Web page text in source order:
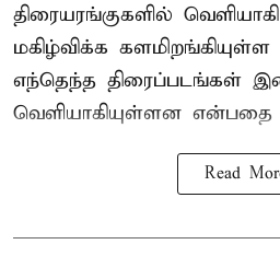
திரையரங்குகளில்
மகிழ்விக்க
எந்தெந்த திரைப்படங்கள்
வெளியாகியுள்ளன
Read